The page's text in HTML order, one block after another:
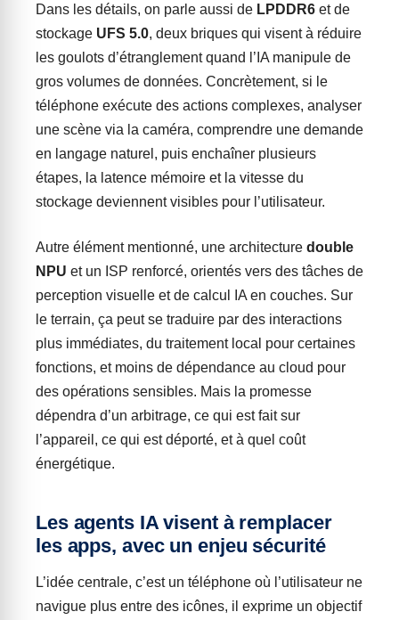
Dans les détails, on parle aussi de LPDDR6 et de
stockage UFS 5.0, deux briques qui visent à réduire
les goulots d’étranglement quand l’IA manipule de
gros volumes de données. Concrètement, si le
téléphone exécute des actions complexes, analyser
une scène via la caméra, comprendre une demande
en langage naturel, puis enchaîner plusieurs
étapes, la latence mémoire et la vitesse du
stockage deviennent visibles pour l’utilisateur.
Autre élément mentionné, une architecture double
NPU et un ISP renforcé, orientés vers des tâches de
perception visuelle et de calcul IA en couches. Sur
le terrain, ça peut se traduire par des interactions
plus immédiates, du traitement local pour certaines
fonctions, et moins de dépendance au cloud pour
des opérations sensibles. Mais la promesse
dépendra d’un arbitrage, ce qui est fait sur
l’appareil, ce qui est déporté, et à quel coût
énergétique.
Les agents IA visent à remplacer
les apps, avec un enjeu sécurité
L’idée centrale, c’est un téléphone où l’utilisateur ne
navigue plus entre des icônes, il exprime un objectif